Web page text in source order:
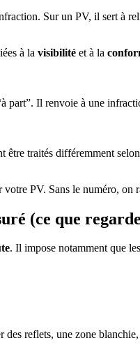
Sur un PV, il sert à
à la visibilité et à la
part”. Il renvoie à une
être traités différemment
PV. Sans le numéro, on
(ce que
. Il impose notamment que
des reflets, une zone